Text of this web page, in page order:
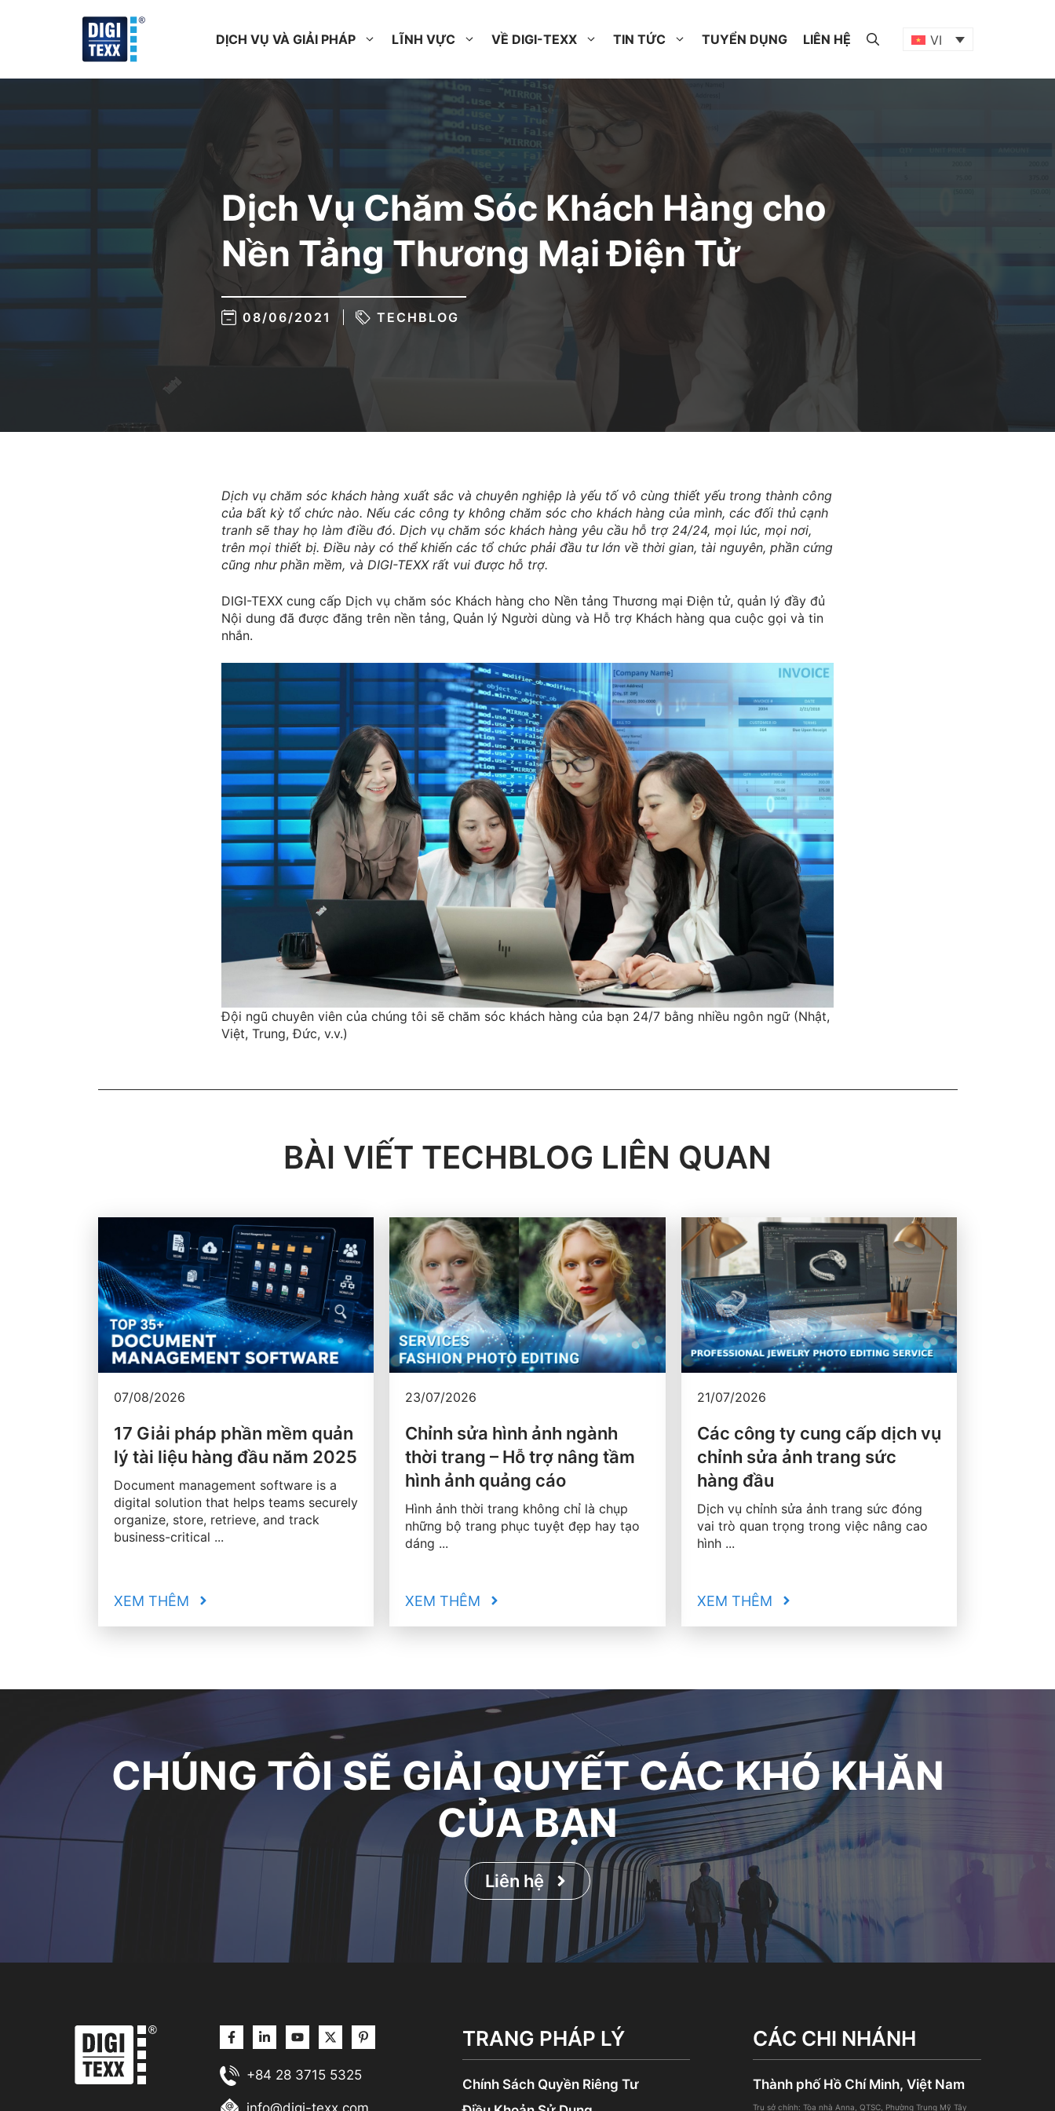
DỊCH VỤ VÀ GIẢI PHÁP LĨNH VỰC VỀ DIGI-TEXX TIN TỨC TUYỂN DỤNG LIÊN HỆ VI
Dịch Vụ Chăm Sóc Khách Hàng cho
Nền Tảng Thương Mại Điện Tử
08/06/2021 TECHBLOG
Dịch vụ chăm sóc khách hàng xuất sắc và chuyên nghiệp là yếu tố vô cùng thiết yếu trong thành công
của bất kỳ tổ chức nào. Nếu các công ty không chăm sóc cho khách hàng của mình, các đối thủ cạnh
tranh sẽ thay họ làm điều đó. Dịch vụ chăm sóc khách hàng yêu cầu hỗ trợ 24/24, mọi lúc, mọi nơi,
trên mọi thiết bị. Điều này có thể khiến các tổ chức phải đầu tư lớn về thời gian, tài nguyên, phần cứng
cũng như phần mềm, và DIGI-TEXX rất vui được hỗ trợ.
DIGI-TEXX cung cấp Dịch vụ chăm sóc Khách hàng cho Nền tảng Thương mại Điện tử, quản lý đầy đủ
Nội dung đã được đăng trên nền tảng, Quản lý Người dùng và Hỗ trợ Khách hàng qua cuộc gọi và tin
nhắn.
Đội ngũ chuyên viên của chúng tôi sẽ chăm sóc khách hàng của bạn 24/7 bằng nhiều ngôn ngữ (Nhật,
Việt, Trung, Đức, v.v.)
BÀI VIẾT TECHBLOG LIÊN QUAN
07/08/2026
17 Giải pháp phần mềm quản
lý tài liệu hàng đầu năm 2025
Document management software is a
digital solution that helps teams securely
organize, store, retrieve, and track
business-critical ...
XEM THÊM
23/07/2026
Chỉnh sửa hình ảnh ngành
thời trang – Hỗ trợ nâng tầm
hình ảnh quảng cáo
Hình ảnh thời trang không chỉ là chụp
những bộ trang phục tuyệt đẹp hay tạo
dáng ...
XEM THÊM
21/07/2026
Các công ty cung cấp dịch vụ
chỉnh sửa ảnh trang sức
hàng đầu
Dịch vụ chỉnh sửa ảnh trang sức đóng
vai trò quan trọng trong việc nâng cao
hình ...
XEM THÊM
CHÚNG TÔI SẼ GIẢI QUYẾT CÁC KHÓ KHĂN
CỦA BẠN
Liên hệ
+84 28 3715 5325
info@digi-texx.com
TRANG PHÁP LÝ
Chính Sách Quyền Riêng Tư
CÁC CHI NHÁNH
Thành phố Hồ Chí Minh, Việt Nam
Trụ sở chính: Tòa nhà Anna, QTSC, Phường Trung Mỹ Tây